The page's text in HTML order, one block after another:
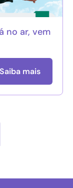
no ar, vem
Saiba mais